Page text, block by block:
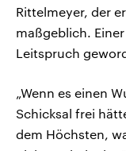
Rittelmeyer, der
maßgeblich.
Leitspruch
„Wenn es einen
Schicksal frei
dem Höchsten,